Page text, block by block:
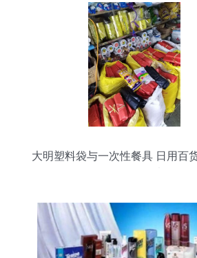
大明塑料袋与一次性餐具 日用百